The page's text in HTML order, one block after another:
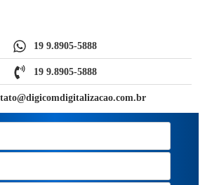
19 9.8905-5888
19 9.8905-5888